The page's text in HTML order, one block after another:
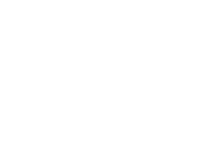
📱 Apple iPhone 17 (256GB)
80GB für 29,99€ mit